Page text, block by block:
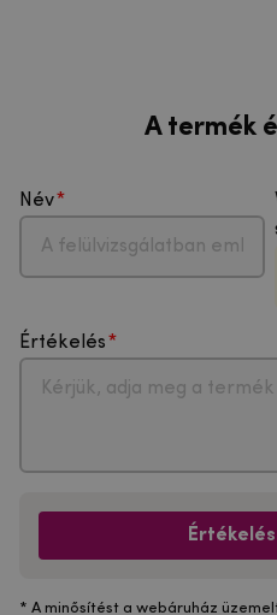
A termék
Név
Értékelés
* A minősítést a webáruház